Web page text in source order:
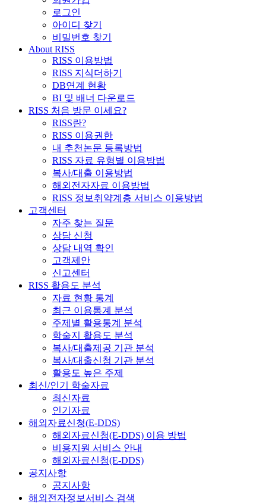
로그인
아이디 찾기
비밀번호 찾기
About RISS
RISS 이용방법
RISS 지식더하기
DB연계 현황
BI 및 배너 다운로드
RISS 처음 방문 이세요?
RISS란?
RISS 이용권한
내 추천논문 등록방법
RISS 자료 유형별 이용방법
복사/대출 이용방법
해외전자자료 이용방법
RISS 정보취약계층 서비스 이용방법
고객센터
자주 찾는 질문
상담 신청
상담 내역 확인
고객제안
신고센터
RISS 활용도 분석
자료 현황 통계
최근 이용통계 분석
주제별 활용통계 분석
학술지 활용도 분석
복사/대출제공 기관 분석
복사/대출신청 기관 분석
활용도 높은 주제
최신/인기 학술자료
최신자료
인기자료
해외자료신청(E-DDS)
해외자료신청(E-DDS) 이용 방법
비용지원 서비스 안내
해외자료신청(E-DDS)
공지사항
공지사항
해외전자정보서비스 검색